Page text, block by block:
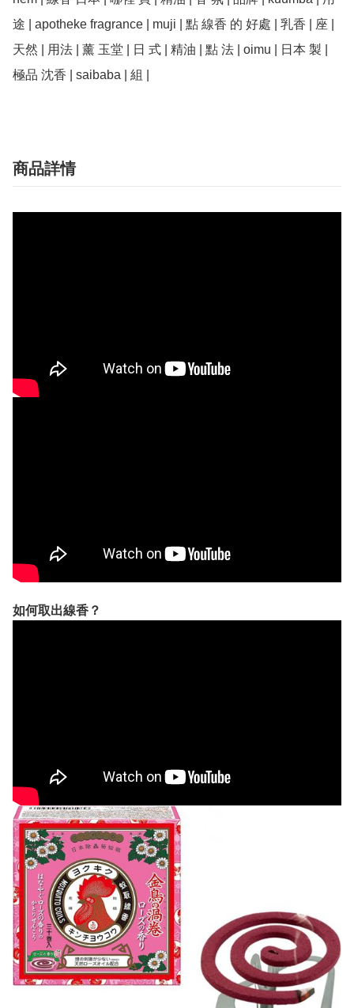
途 | apotheke fragrance | muji | 點 線香 的 好處 | 乳香 | 座 |
天然 | 用法 | 薰 玉堂 | 日 式 | 精油 | 點 法 | oimu | 日本 製 |
極品 沈香 | saibaba | 組 |
商品詳情
如何取出線香？